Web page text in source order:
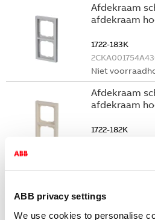
ABB privacy settings
We use cookies to personalise
Afdekraam
afdekraam
1722-183K
Niet
Afdekraam
afdekraam
1722-182K
Niet
1721-182K